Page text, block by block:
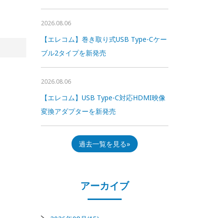
2026.08.06
【エレコム】巻き取り式USB Type-Cケー
ブル2タイプを新発売
2026.08.06
【エレコム】USB Type-C対応HDMI映像
変換アダプターを新発売
過去一覧を見る
アーカイブ